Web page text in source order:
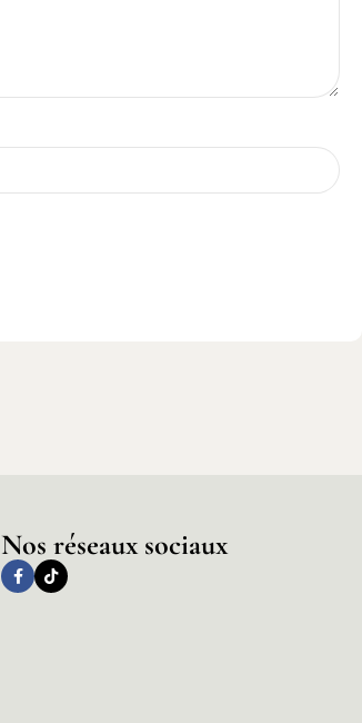
Nos réseaux sociaux